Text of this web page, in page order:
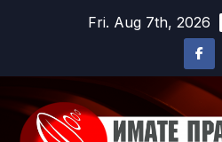
Fri. Aug 7th, 2026